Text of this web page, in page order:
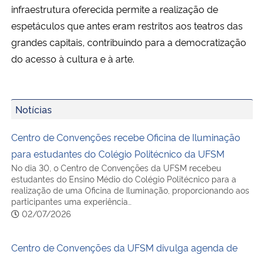
Controladoria-Geral da União
Ministério da Mulher, da Família e dos Direitos Humanos
Secretaria de Governo
Gabinete de Segurança Institucional
Advocacia-Geral da União
Banco Central do Brasil
infraestrutura oferecida permite a realização de
espetáculos que antes eram restritos aos teatros das
grandes capitais, contribuindo para a democratização
do acesso à cultura e à arte.
Notícias
Centro de Convenções recebe Oficina de Iluminação
para estudantes do Colégio Politécnico da UFSM
No dia 30, o Centro de Convenções da UFSM recebeu
estudantes do Ensino Médio do Colégio Politécnico para a
realização de uma Oficina de Iluminação, proporcionando aos
participantes uma experiência…
02/07/2026
Centro de Convenções da UFSM divulga agenda de